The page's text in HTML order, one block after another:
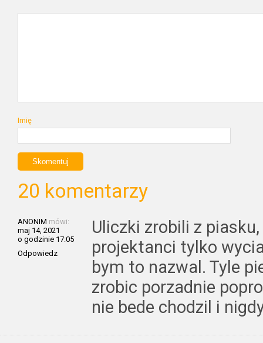
Imię
20 komentarzy
ANONIM mówi:
maj 14, 2021
o godzinie 17:05
Odpowiedz
Uliczki zrobili z
projektanci tylko
bym to nazwal. Tyle
zrobic porzadnie
nie bede chodzil i